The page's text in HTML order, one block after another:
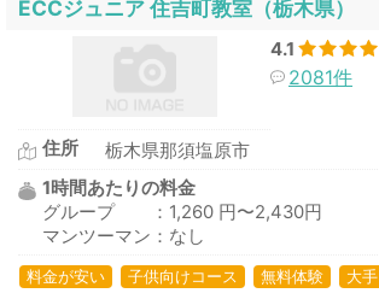
ECCジュニア 住吉町教室（栃木県）
4.1
2081件
住所
栃木県那須塩原市
1時間あたりの料金
グループ ：1,260 円〜2,430円
マンツーマン：なし
料金が安い 子供向けコース 無料体験 大手